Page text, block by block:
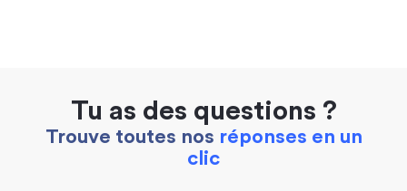
Tu as des questions ?
Trouve toutes nos réponses en un
clic